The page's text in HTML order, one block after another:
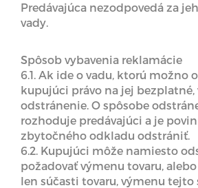
Predávajúca nezodpovedá za
vady.
Spôsob vybavenia reklamácie
6.1. Ak ide o vadu, ktorú možno
kupujúci právo na jej bezplatné,
odstránenie. O spôsobe
rozhoduje predávajúci a je
zbytočného odkladu odstrániť.
6.2. Kupujúci môže namiesto
požadovať výmenu tovaru,
len súčasti tovaru, výmenu tejto